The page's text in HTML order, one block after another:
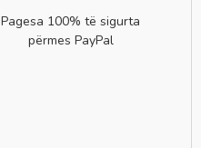
Pagesa 100% të sigurta
përmes PayPal